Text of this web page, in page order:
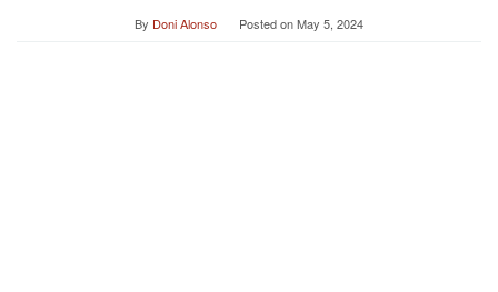
By Doni Alonso Posted onMay 5, 2024